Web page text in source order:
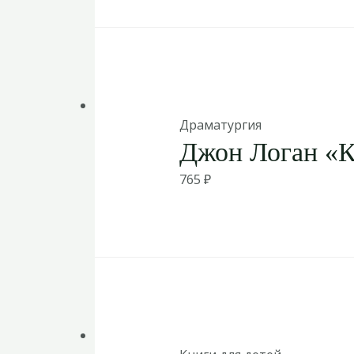
Драматургия
Джон Логан
765 ₽